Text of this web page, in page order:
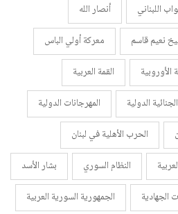
اللبناني
أنصار الله
نعيم قاسم
معركة أولي الباس
الأوروبية
القمة العربية
الدولية
المهرجانات الدولية
الحرب الأهلية في لبنان
النظام السوري
بشار الأسد
الجهادية الجمهورية السورية العربية